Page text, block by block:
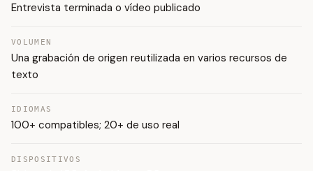
Entrevista terminada o vídeo publicado
VOLUMEN
Una grabación de origen reutilizada en varios recursos de
texto
IDIOMAS
100+ compatibles; 20+ de uso real
DISPOSITIVOS